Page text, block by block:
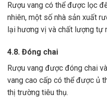
Rượu vang có thể được lọc
nhiên, một số nhà sản xuất
lại hương vị và chất lượng tự
4.8. Đóng chai
Rượu vang được đóng chai
vang cao cấp có thể được ủ
thị trường tiêu thụ.